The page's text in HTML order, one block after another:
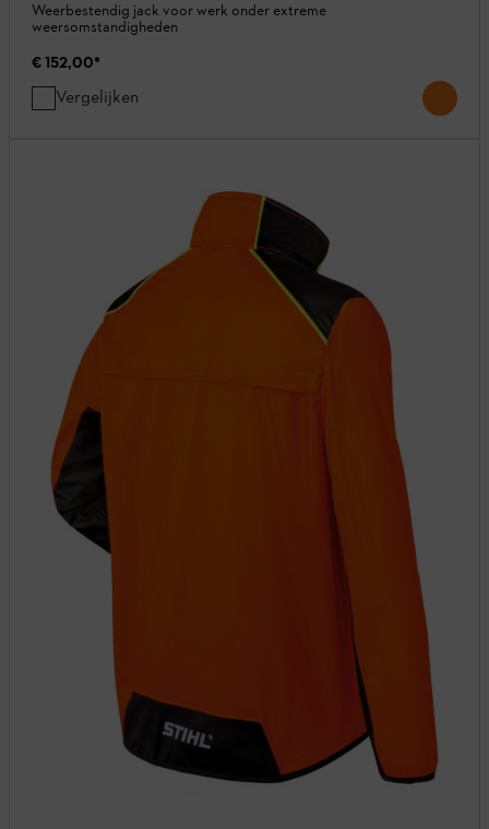
Weerbestendig jack voor werk onder extreme
weersomstandigheden
€ 152,00*
Vergelijken